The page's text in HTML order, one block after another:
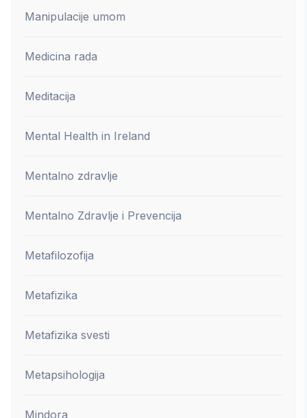
Manipulacije umom
Medicina rada
Meditacija
Mental Health in Ireland
Mentalno zdravlje
Mentalno Zdravlje i Prevencija
Metafilozofija
Metafizika
Metafizika svesti
Metapsihologija
Mindora